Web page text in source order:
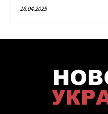
16.04.2025